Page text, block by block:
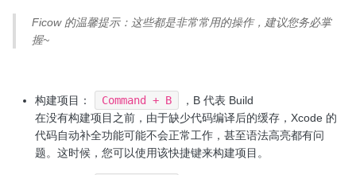
Ficow 的温馨提示：这些都是非常常用的操作，建议您务必掌
握~
构建项目： Command + B
，B 代表 Build
在没有构建项目之前，由于缺少代码编译后的缓存，Xcode 的
代码自动补全功能可能不会正常工作，甚至语法高亮都有问
题。这时候，您可以使用该快捷键来构建项目。